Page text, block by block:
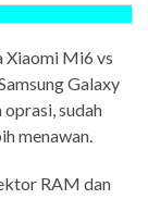
Xiaomi Mi6 vs
Galaxy
oprasi, sudah
menawan.
RAM dan